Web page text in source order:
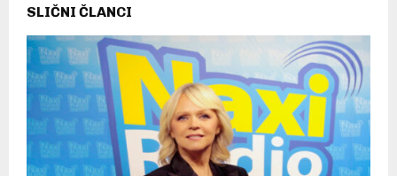
SLIČNI ČLANCI